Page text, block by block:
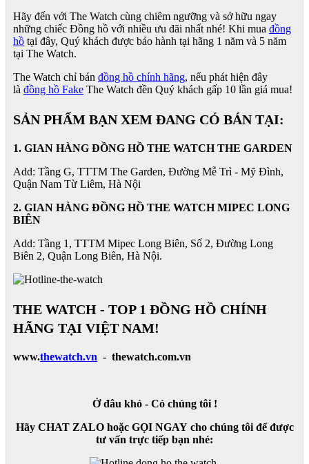
Hãy đến với The Watch cùng chiêm ngưỡng và sở hữu ngay
những chiếc Đồng hồ với nhiều ưu đãi nhất nhé! Khi mua đồng
hồ tại đây, Quý khách được bảo hành tại hãng 1 năm và 5 năm
tại The Watch.
The Watch chỉ bán đồng hồ chính hãng, nếu phát hiện đây
là đồng hồ Fake The Watch đền Quý khách gấp 10 lần giá mua!
SẢN PHẨM BẠN XEM ĐANG CÓ BÁN TẠI:
1. GIAN HÀNG ĐỒNG HỒ THE WATCH THE GARDEN
Add: Tầng G, TTTM The Garden, Đường Mễ Trì - Mỹ Đình,
Quận Nam Từ Liêm, Hà Nội
2. GIAN HÀNG ĐỒNG HỒ THE WATCHMIPEC LONG
BIÊN
Add: Tầng 1, TTTM Mipec Long Biên, Số 2, Đường Long
Biên 2, Quận Long Biên, Hà Nội.
THE WATCH - TOP 1 ĐỒNG HỒ CHÍNH
HÃNG TẠI VIỆT NAM!
www.thewatch.vn - thewatch.com.vn
Ở đâu khó - Có chúng tôi !
Hãy CHAT ZALO hoặc GỌI NGAY cho chúng tôi để được
tư vấn trực tiếp bạn nhé: